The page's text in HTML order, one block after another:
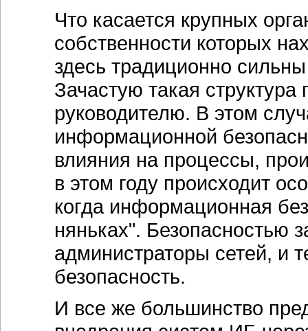
Что касается крупных
собственности которых
здесь традиционно
Зачастую такая
руководителю. В этом
информационной
влияния на процессы,
в этом году происходит
когда информационная
няньках". Безопасностью
администраторы сетей, и
безопасность.
И все же большинство